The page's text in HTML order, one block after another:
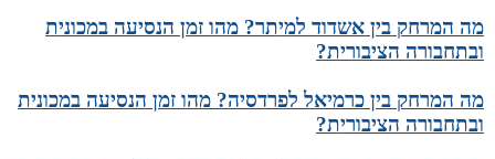
מה המרחק בין אשדוד למיתר? מהו זמן הנסיעה במכונית
ובתחבורה הציבורית?
מה המרחק בין כרמיאל לפרדסיה? מהו זמן הנסיעה במכונית
ובתחבורה הציבורית?